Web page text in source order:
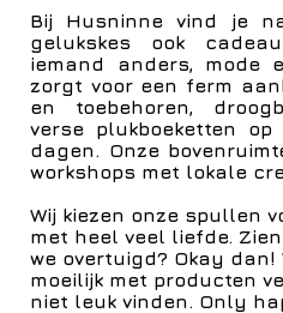
Bij Husninne vind je
gelukskes ook
iemand anders, mode
zorgt voor een ferm
en toebehoren,
verse plukboeketten
dagen. Onze
workshops met lokale
Wij kiezen onze spullen
met heel veel liefde.
we overtuigd? Okay dan!
moeilijk met producten
niet leuk vinden. Only